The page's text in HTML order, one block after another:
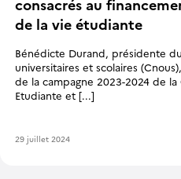
consacrés au
de la vie étudiante
Bénédicte Durand, présidente
universitaires et scolaires
de la campagne 2023-2024 de
Etudiante et [...]
29 juillet 2024